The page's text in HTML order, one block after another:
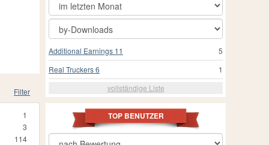
Filter
1
3
114
5
Additional Earnings 11
1
Real Truckers 6
vollständige Liste
TOP BENUTZER